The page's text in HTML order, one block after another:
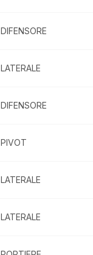
DIFENSORE
LATERALE
DIFENSORE
PIVOT
LATERALE
LATERALE